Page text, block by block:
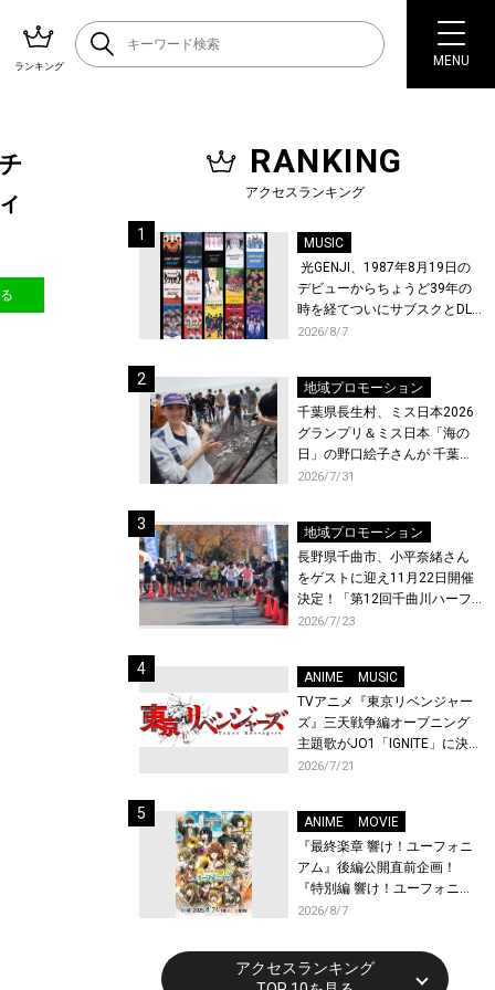
ランキング MENU
RANKING
アクセスランキング
MUSIC
光GENJI、1987年8月19日の
デビューからちょうど39年の
時を経てついにサブスクとDL
配信が解禁！
2026/8/7
地域プロモーション
千葉県長生村、ミス日本2026
グランプリ＆ミス日本「海の
日」の野口絵子さんが 千葉県
唯一の村・長生村で地引網を
2026/7/31
地域プロモーション
長野県千曲市、小平奈緒さん
をゲストに迎え11月22日開催
決定！「第12回千曲川ハーフ
マラソン」エントリー受付開
2026/7/23
ANIME
MUSIC
TVアニメ『東京リベンジャー
ズ』三天戦争編オープニング
主題歌がJO1「IGNITE」に決
定！メンバー全員から喜びと
先行上映会を開催！
2026/7/21
ANIME
MOVIE
『最終楽章 響け！ユーフォニ
アム』後編公開直前企画！
『特別編 響け！ユーフォニア
ム〜アンサンブルコンテス
ーフォニアム』前編の一挙上
映が決定！
2026/8/7
アクセスランキング